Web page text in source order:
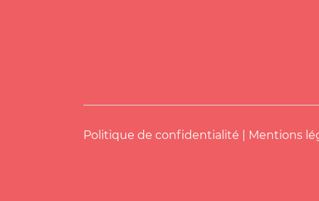
Politique de confidentialité Mentions